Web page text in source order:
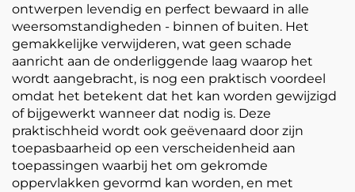
ontwerpen levendig en perfect bewaard in alle
weersomstandigheden - binnen of buiten. Het
gemakkelijke verwijderen, wat geen schade
aanricht aan de onderliggende laag waarop het
wordt aangebracht, is nog een praktisch voordeel
omdat het betekent dat het kan worden gewijzigd
of bijgewerkt wanneer dat nodig is. Deze
praktischheid wordt ook geëvenaard door zijn
toepasbaarheid op een verscheidenheid aan
toepassingen waarbij het om gekromde
oppervlakken gevormd kan worden, en met